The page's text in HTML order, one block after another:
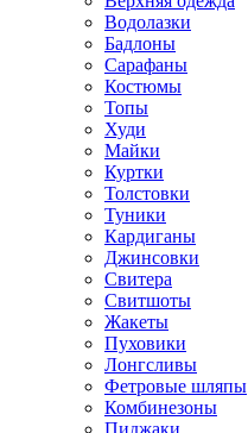
Водолазки
Бадлоны
Сарафаны
Костюмы
Топы
Худи
Майки
Куртки
Толстовки
Туники
Кардиганы
Джинсовки
Свитера
Свитшоты
Жакеты
Пуховики
Лонгсливы
Фетровые шляпы
Комбинезоны
Пиджаки